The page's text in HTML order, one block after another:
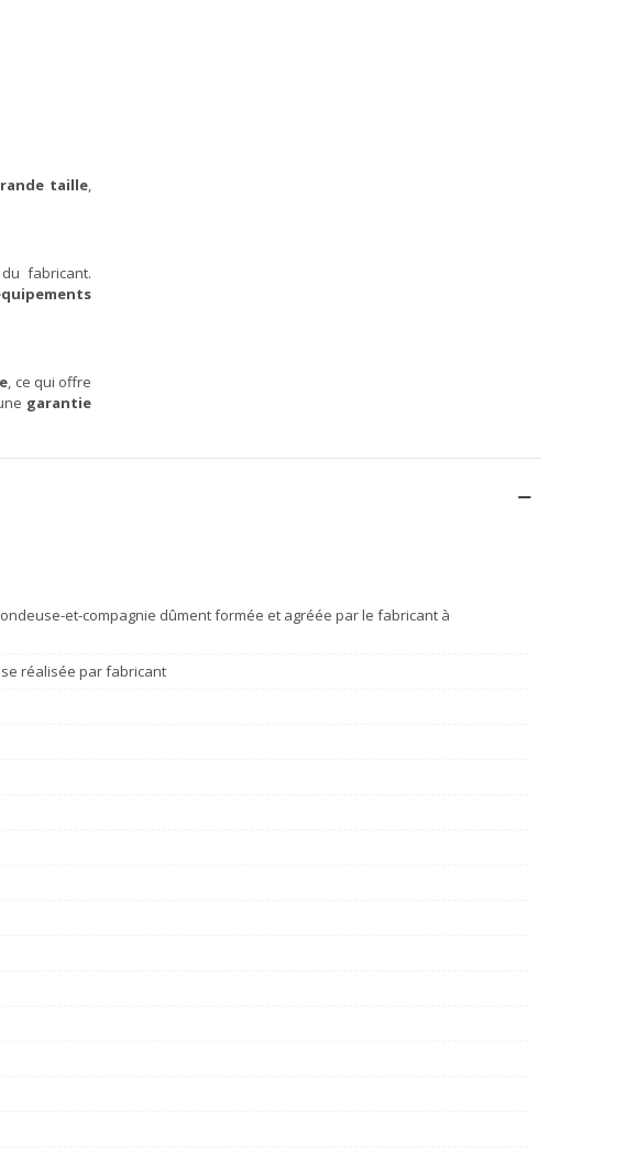
taille,
fabricant.
, ce qui offre
garantie
et-compagnie dûment formée et agréée par le fabricant à
réalisée par fabricant